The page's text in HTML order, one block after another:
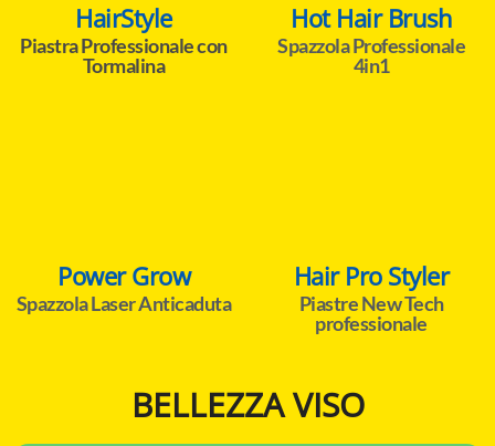
HairStyle
Piastra Professionale con
Tormalina
Hot Hair Brush
Spazzola Professionale
4in1
Power Grow
Spazzola Laser Anticaduta
Hair Pro Styler
Piastre New Tech
professionale
BELLEZZA VISO